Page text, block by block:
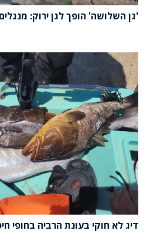
'גן השלושה' הופך לגן ירוק:
דיג לא חוקי בעונת הרביה בחופי